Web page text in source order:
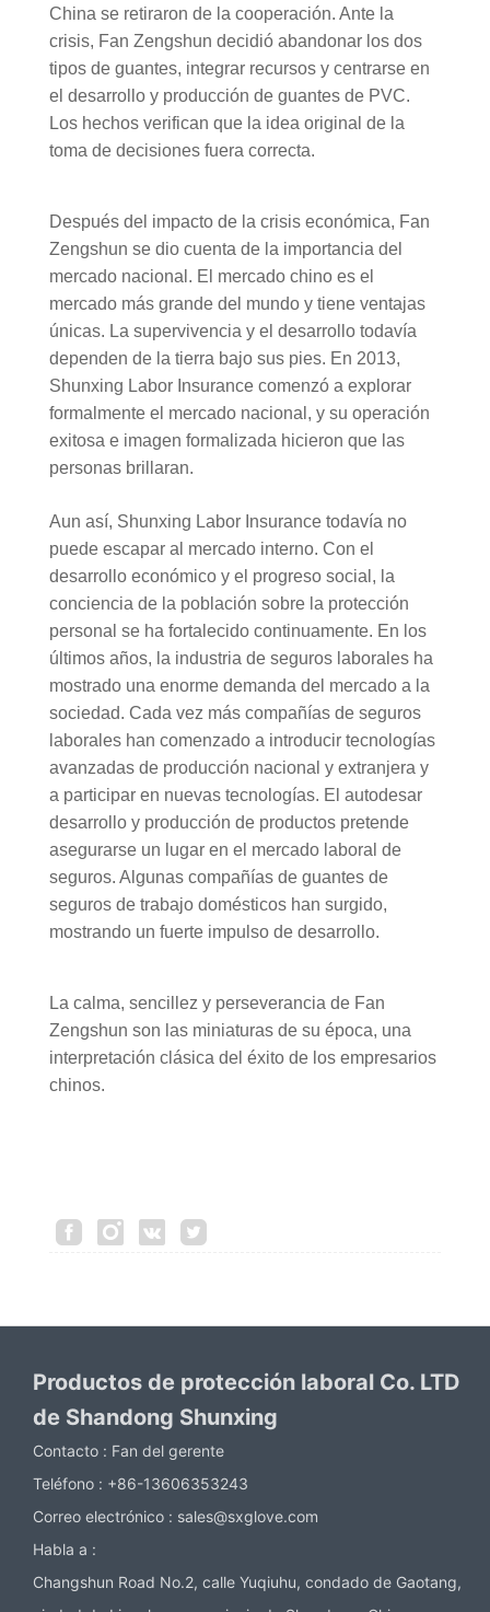
China se retiraron de la cooperación. Ante la
crisis, Fan Zengshun decidió abandonar los dos
tipos de guantes, integrar recursos y centrarse en
el desarrollo y producción de guantes de PVC.
Los hechos verifican que la idea original de la
toma de decisiones fuera correcta.
Después del impacto de la crisis económica, Fan
Zengshun se dio cuenta de la importancia del
mercado nacional. El mercado chino es el
mercado más grande del mundo y tiene ventajas
únicas. La supervivencia y el desarrollo todavía
dependen de la tierra bajo sus pies. En 2013,
Shunxing Labor Insurance comenzó a explorar
formalmente el mercado nacional, y su operación
exitosa e imagen formalizada hicieron que las
personas brillaran.
Aun así, Shunxing Labor Insurance todavía no
puede escapar al mercado interno. Con el
desarrollo económico y el progreso social, la
conciencia de la población sobre la protección
personal se ha fortalecido continuamente. En los
últimos años, la industria de seguros laborales ha
mostrado una enorme demanda del mercado a la
sociedad. Cada vez más compañías de seguros
laborales han comenzado a introducir tecnologías
avanzadas de producción nacional y extranjera y
a participar en nuevas tecnologías. El autodesar
desarrollo y producción de productos pretende
asegurarse un lugar en el mercado laboral de
seguros. Algunas compañías de guantes de
seguros de trabajo domésticos han surgido,
mostrando un fuerte impulso de desarrollo.
La calma, sencillez y perseverancia de Fan
Zengshun son las miniaturas de su época, una
interpretación clásica del éxito de los empresarios
chinos.
Productos de protección laboral Co. LTD
de Shandong Shunxing
Contacto : Fan del gerente
Teléfono : +86-13606353243
Correo electrónico : sales@sxglove.com
Habla a :
Changshun Road No.2, calle Yuqiuhu, condado de Gaotang,